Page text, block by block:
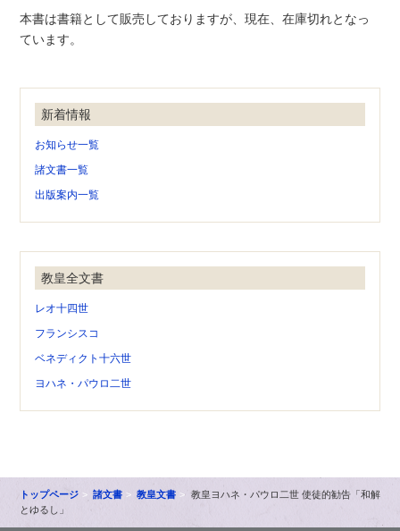
本書は書籍として販売しておりますが、現在、在庫切れとなっ
ています。
新着情報
お知らせ一覧
諸文書一覧
出版案内一覧
教皇全文書
レオ十四世
フランシスコ
ベネディクト十六世
ヨハネ・パウロ二世
トップページ 諸文書 教皇文書
教皇ヨハネ・パウロ二世 使徒的勧告「和解
とゆるし」